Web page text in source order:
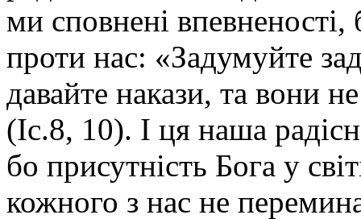
ми сповнені
проти нас: «Задумуйте
давайте накази, та вони
(Іс.8, 10). І ця наша
бо присутність Бога у
кожного з нас не